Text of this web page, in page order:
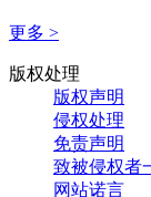
更多 >
版权处理
版权声明
侵权处理
免责声明
致被侵权者
网站诺言